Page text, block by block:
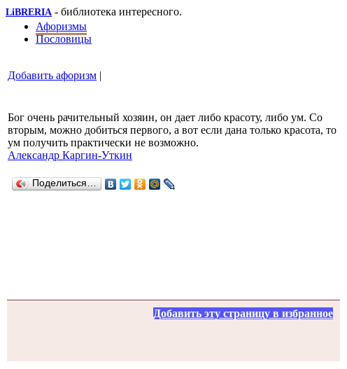
LiBRERIA - библиотека интересного.
Афоризмы
Пословицы
Добавить афоризм |
Бог очень рачительный хозяин, он дает либо красоту, либо ум. Со
вторым, можно добиться первого, а вот если дана только красота, то
ум получить практически не возможно.
Александр Каргин-Уткин
Поделиться…
Добавить эту страницу в избранное